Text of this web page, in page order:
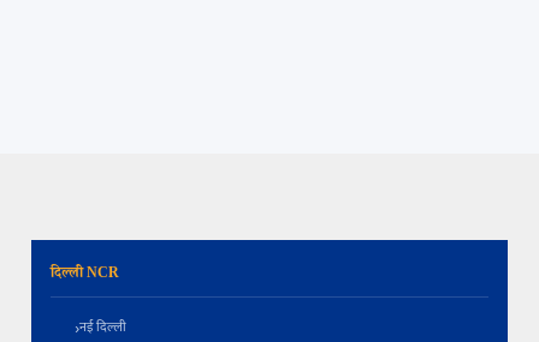
दिल्ली NCR
नई दिल्ली